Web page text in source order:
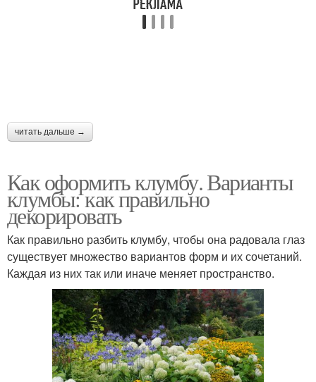
читать дальше →
Как оформить клумбу. Варианты
клумбы: как правильно
декорировать
Как правильно разбить клумбу, чтобы она радовала глаз
существует множество вариантов форм и их сочетаний.
Каждая из них так или иначе меняет пространство.